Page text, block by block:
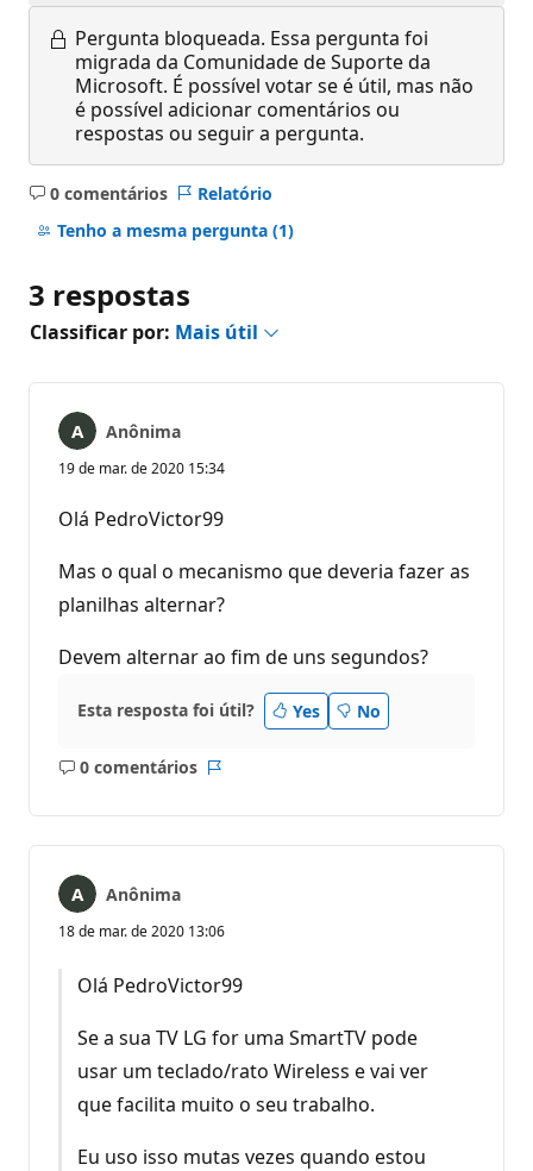
Pergunta bloqueada. Essa pergunta foi
migrada da Comunidade de Suporte da
Microsoft. É possível votar se é útil, mas não
é possível adicionar comentários ou
respostas ou seguir a pergunta.
0 comentários
Sem
comentários
Relatório
Tenho a mesma pergunta (1)
3 respostas
Classificar por: Mais útil
Anônima
19 de mar. de 2020 15:34
Olá PedroVictor99
Mas o qual o mecanismo que deveria fazer as
planilhas alternar?
Devem alternar ao fim de uns segundos?
Esta resposta foi útil? Yes No
0 comentários
Sem
Anônima
18 de mar. de 2020 13:06
Olá PedroVictor99
Se a sua TV LG for uma SmartTV pode
usar um teclado/rato Wireless e vai ver
que facilita muito o seu trabalho.
Eu uso isso mutas vezes quando estou